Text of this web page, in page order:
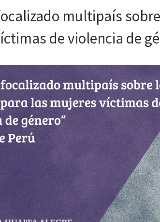
multipaís
de violencia de